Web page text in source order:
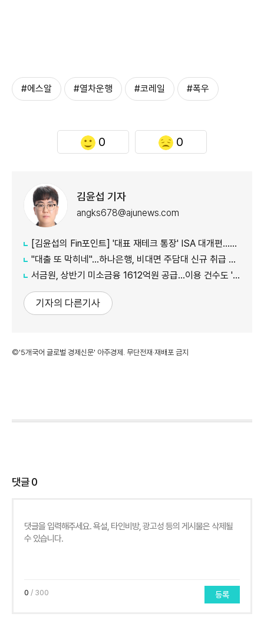
#에스알 #열차운행 #코레일 #폭우
0 0
김윤섭 기자
angks678@ajunews.com
[김윤섭의 Fin포인트] '대표 재테크 통장' ISA 대개편…나에게 맞는 전략은?
"대출 또 막히네"…하나은행, 비대면 주담대 신규 취급 중단
서금원, 상반기 미소금융 1612억원 공급…이용 건수도 '역대 최대'
기자의 다른기사
©'5개국어 글로벌 경제신문' 아주경제. 무단전재·재배포 금지
댓글0
0 / 300 등록